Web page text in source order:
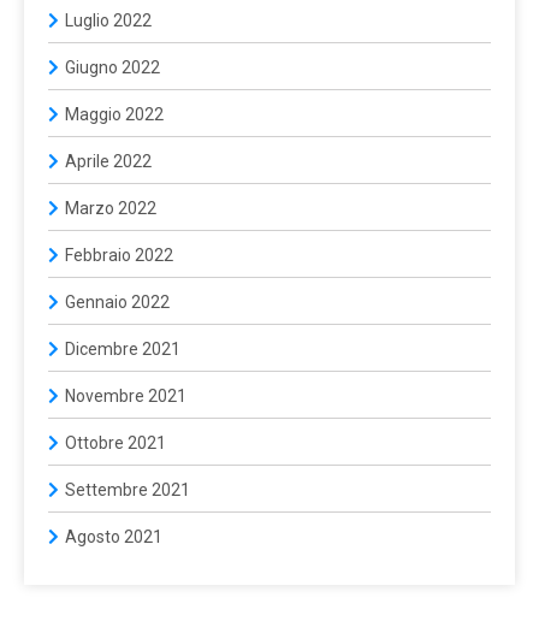
Luglio 2022
Giugno 2022
Maggio 2022
Aprile 2022
Marzo 2022
Febbraio 2022
Gennaio 2022
Dicembre 2021
Novembre 2021
Ottobre 2021
Settembre 2021
Agosto 2021